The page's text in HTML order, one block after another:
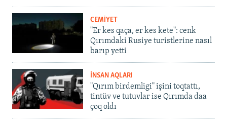
CEMİYET
"Er kes qaça, er kes kete": cenk
Qırımdaki Rusiye turistlerine nasıl
barıp yetti
İNSAN AQLARI
"Qırım birdemligi" işini toqtattı,
tintüv ve tutuvlar ise Qırımda daa
çoq oldı